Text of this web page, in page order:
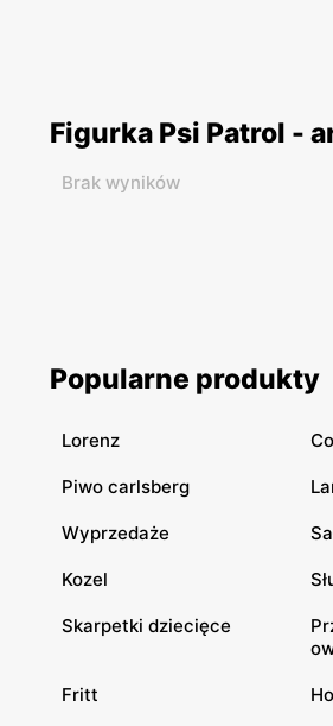
Figurka Psi Patrol -
Brak wyników
Popularne produkty
Lorenz
Piwo carlsberg
Wyprzedaże
Kozel
Skarpetki dziecięce
Fritt